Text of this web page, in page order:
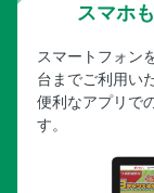
スマホ
スマートフォン
台までご利用い
便利なアプリで
す。